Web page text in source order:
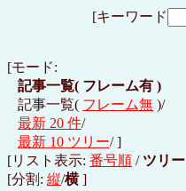
[キーワード
[モード:
記事一覧( フレーム有 )
記事一覧( フレーム無 )/
最新 20 件/
最新 10 ツリー/ ]
[リスト表示: 番号順 / ツリー
[分割: 縦/横]